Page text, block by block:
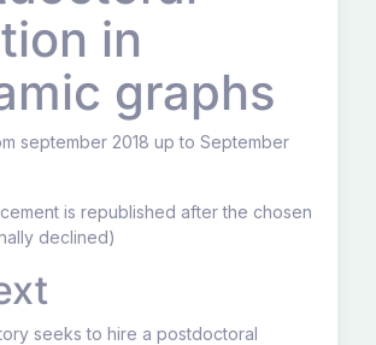
in
graphs
september 2018 up to September
is republished after the chosen
declined)
seeks to hire a postdoctoral